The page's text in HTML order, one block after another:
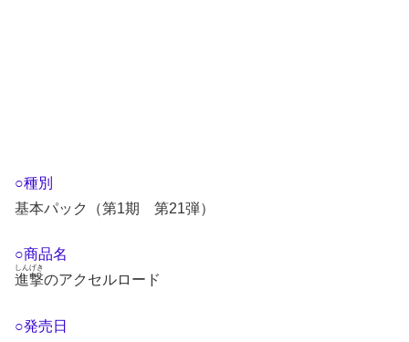
○種別
基本パック（第1期 第21弾）
○商品名
進撃
しんげき
のアクセルロード
○発売日